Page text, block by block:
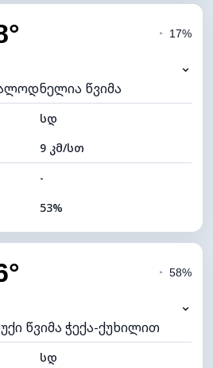
10 კმ
7 (ნათელი)
11360 მ
◔ 17%
⌄
წვიმა
სდ
9 კმ/სთ
-
53%
10 კმ
4 (მკრთალი)
◔ 58%
⌄
წვიმა ჭექა-ქუხილით
სდ